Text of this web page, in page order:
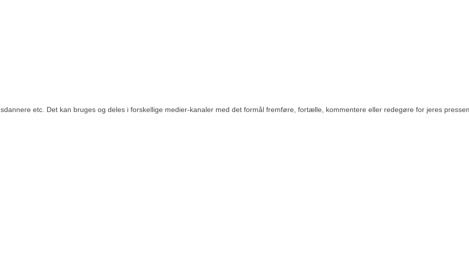
etc. Det kan bruges og deles i forskellige medier-kanaler med det formål fremføre, fortælle, kommentere eller redegøre for jeres